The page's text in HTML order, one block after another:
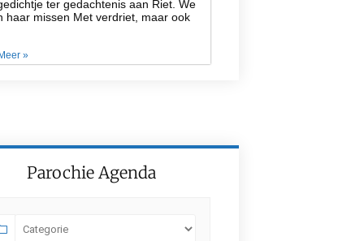
ter gedachtenis aan Riet. We
haar missen Met verdriet, maar ook
»
Parochie Agenda